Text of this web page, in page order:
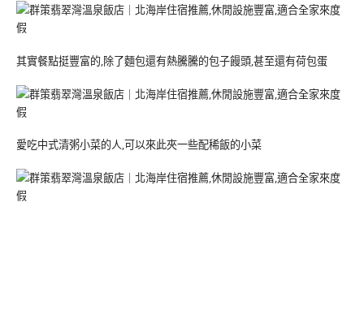
其實餐點挺豐富的,除了麵包還有熱騰騰的包子饅頭,甚至還有荷包蛋
愛吃中式清粥小菜的人,可以來此夾一些配稀飯的小菜